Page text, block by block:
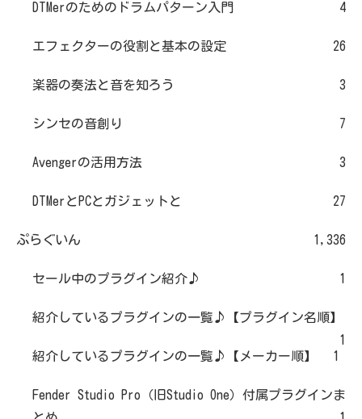
DTMerのためのドラムパターン入門 4
エフェクターの役割と基本の設定 26
楽器の奏法と音を知ろう 3
シンセの音創り 7
Avengerの活用方法 3
DTMerとPCとガジェットと 27
ぷらぐいん 1,336
セール中のプラグイン紹介♪ 1
紹介しているプラグインの一覧♪【プラグイン名順】
1
紹介しているプラグインの一覧♪【メーカー順】
1
Fender Studio Pro（旧Studio One）付属プラグインま